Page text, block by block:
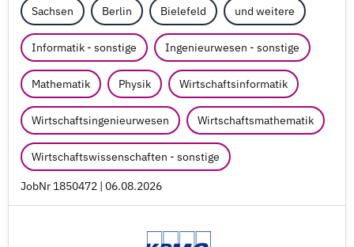
Sachsen Berlin Bielefeld und weitere
Informatik - sonstige Ingenieurwesen - sonstige
Mathematik Physik Wirtschaftsinformatik
Wirtschaftsingenieurwesen Wirtschaftsmathematik
Wirtschaftswissenschaften - sonstige
JobNr 1850472 | 06.08.2026